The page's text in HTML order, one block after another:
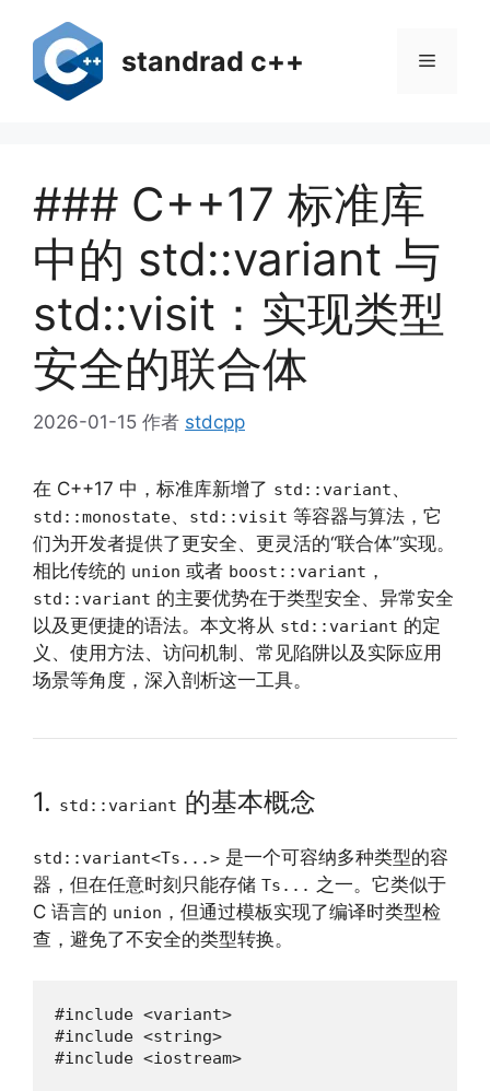
standrad c++ 菜
### C++17 标准库
中的 std::variant 与
std::visit：实现类型
安全的联合体
2026-01-15 作者 stdcpp
在 C++17 中，标准库新增了 std::variant、
std::monostate、 std::visit 等容器与算法，它
们为开发者提供了更安全、更灵活的“联合体”实现。
相比传统的 union 或者 boost::variant ，
std::variant 的主要优势在于类型安全、异常安全
以及更便捷的语法。本文将从 std::variant 的定
义、使用方法、访问机制、常见陷阱以及实际应用
场景等角度，深入剖析这一工具。
1. std::variant 的基本概念
std::variant<Ts...> 是一个可容纳多种类型的容
器，但在任意时刻只能存储 Ts... 之一。它类似于
C 语言的 union ，但通过模板实现了编译时类型检
查，避免了不安全的类型转换。
#include <variant>
#include <string>
#include <iostream>